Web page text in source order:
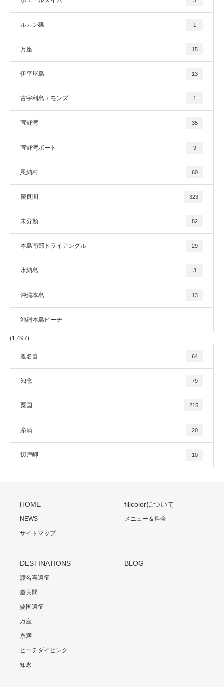
ルカン礁 1
万座 15
伊平屋島 13
古宇利島エモンズ 1
宜野湾 35
宜野湾ボート 9
恩納村 60
慶良間 323
未分類 82
本島南部トライアングル 29
水納島 3
沖縄本島 13
沖縄本島ビーチ
(1,497)
渡名喜 64
知念 79
粟国 215
糸満 20
辺戸岬 10
HOME
NEWS
サイトマップ
fillcolorについて
メニュー＆料金
DESTINATIONS
渡名喜遠征
慶良間
粟国遠征
万座
糸満
ビーチダイビング
知念
BLOG